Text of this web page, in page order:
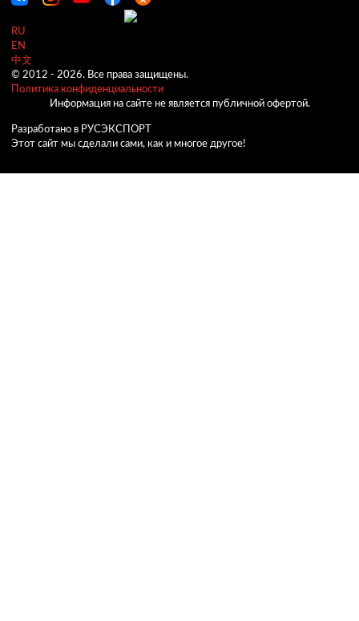
RU
EN
中文
© 2012 - 2026. Все права защищены.
Политика конфиденциальности
Информация на сайте не является публичной офертой.
Разработано в РУСЭКСПОРТ
Этот сайт мы сделали сами, как и многое другое!